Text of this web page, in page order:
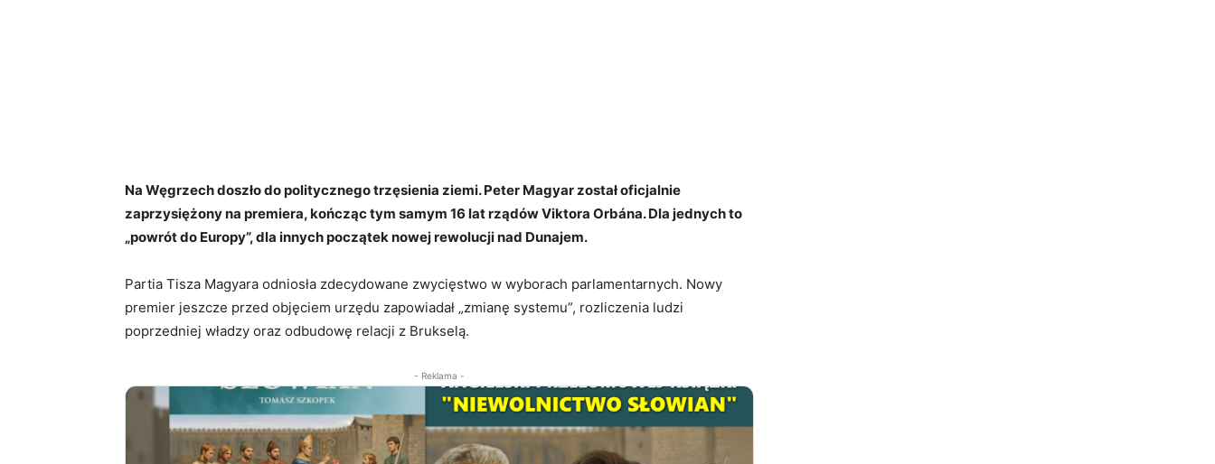
Na Węgrzech doszło do politycznego trzęsienia ziemi. Peter Magyar został oficjalnie
zaprzysiężony na premiera, kończąc tym samym 16 lat rządów Viktora Orbána. Dla jednych to
„powrót do Europy”, dla innych początek nowej rewolucji nad Dunajem.
Partia Tisza Magyara odniosła zdecydowane zwycięstwo w wyborach parlamentarnych. Nowy
premier jeszcze przed objęciem urzędu zapowiadał „zmianę systemu”, rozliczenia ludzi
poprzedniej władzy oraz odbudowę relacji z Brukselą.
- Reklama -